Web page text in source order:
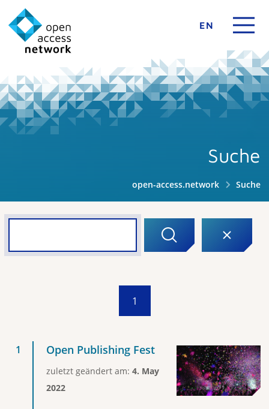
EN
Suche
open-access.network Suche
1
Open Publishing Fest
zuletzt geändert am: 4. May
2022